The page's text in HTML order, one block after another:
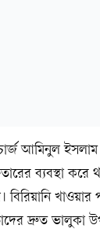
আমিনুল ইসলাম
ব্যবস্থা করে
বিরিয়ানি
দ্রুত ভালুকা